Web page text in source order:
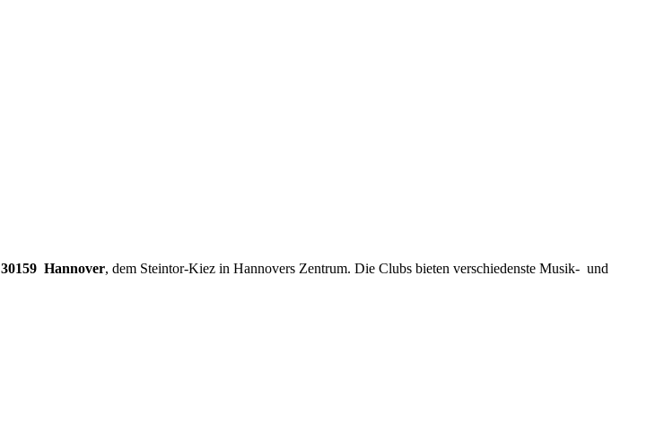
30159 Hannover, dem Steintor-Kiez in Hannovers Zentrum. Die Clubs bieten verschiedenste Musik- und